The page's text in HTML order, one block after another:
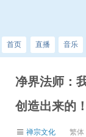
首页 直播 音乐
净界法师：
创造出来的！
禅宗文化 繁体